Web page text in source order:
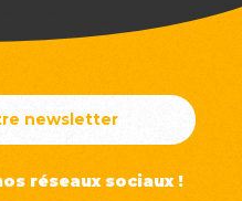
newsletter
réseaux sociaux !